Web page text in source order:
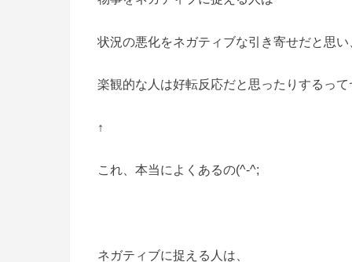
状況の悪化をネガティブな引き寄せだと思い
楽観的な人は好転反応だと思ったりするって
↑
これ、本当によくあるの(^-^;
ネガティブに捉える人は、